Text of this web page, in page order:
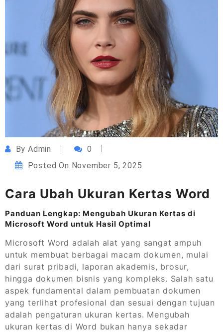
ByAdmin
0
Posted On November 5, 2025
Cara Ubah Ukuran Kertas Word
Panduan Lengkap: Mengubah Ukuran Kertas di
Microsoft Word untuk Hasil Optimal
Microsoft Word adalah alat yang sangat ampuh
untuk membuat berbagai macam dokumen, mulai
dari surat pribadi, laporan akademis, brosur,
hingga dokumen bisnis yang kompleks. Salah satu
aspek fundamental dalam pembuatan dokumen
yang terlihat profesional dan sesuai dengan tujuan
adalah pengaturan ukuran kertas. Mengubah
ukuran kertas di Word bukan hanya sekadar